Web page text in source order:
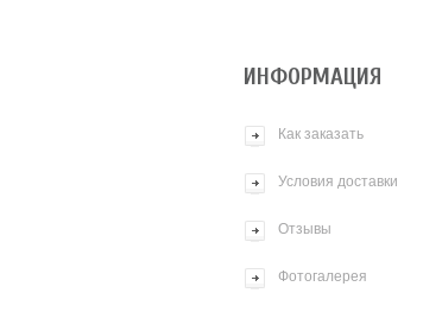
ИНФОРМАЦИЯ
Как заказать
Условия доставки
Отзывы
Фотогалерея